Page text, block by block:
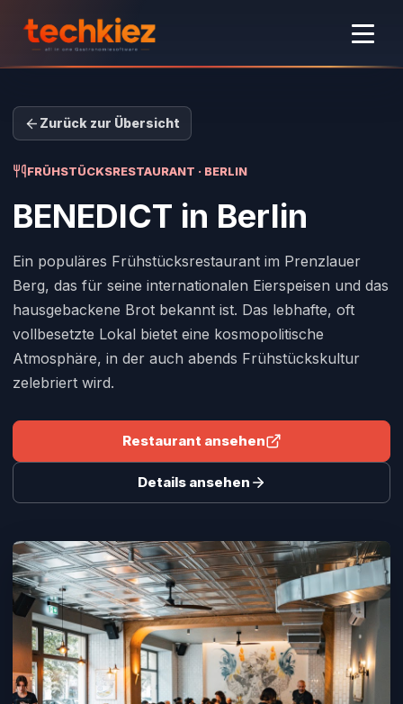
Zurück zur Übersicht
FRÜHSTÜCKSRESTAURANT · BERLIN
BENEDICT in Berlin
Ein populäres Frühstücksrestaurant im Prenzlauer
Berg, das für seine internationalen Eierspeisen und das
hausgebackene Brot bekannt ist. Das lebhafte, oft
vollbesetzte Lokal bietet eine kosmopolitische
Atmosphäre, in der auch abends Frühstückskultur
zelebriert wird.
Restaurant ansehen
Details ansehen